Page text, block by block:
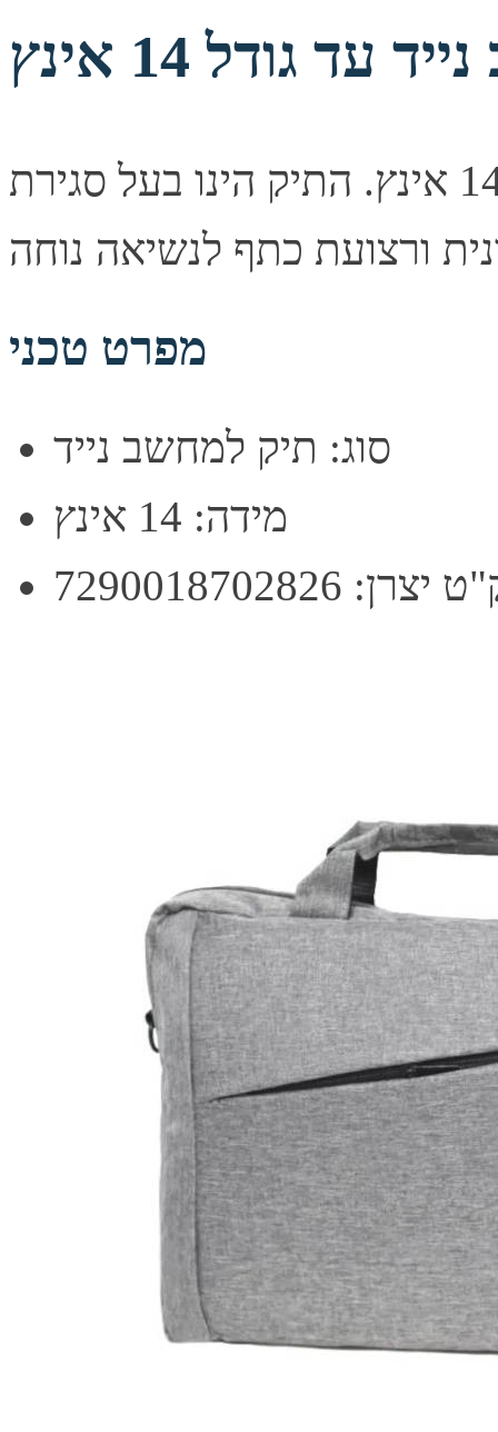
גודל 14 אינץ
תיק נישא למחשב נייד עד גודל 14 אינץ. התיק הינו בעל סגירת
מפרט טכני
סוג: תיק למחשב נייד
מידה: 14 אינץ
7290018702826